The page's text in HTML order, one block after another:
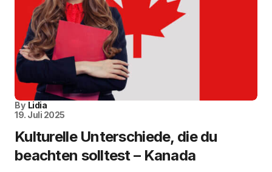
By Lidia
19. Juli 2025
Kulturelle Unterschiede, die du
beachten solltest – Kanada